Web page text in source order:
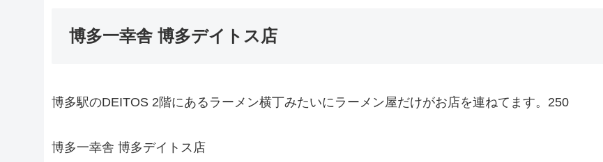
博多一幸舎 博多デイトス店
博多駅のDEITOS 2階にあるラーメン横丁みたいにラーメン屋だけがお店を連ねてます。250
博多一幸舎 博多デイトス店